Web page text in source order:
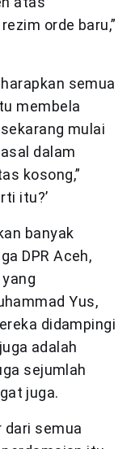
orde baru,”
semua
membela
mulai
dalam
kosong,”
itu?’
banyak
DPR Aceh,
Yus,
didampingi
adalah
sejumlah
juga.
dari semua